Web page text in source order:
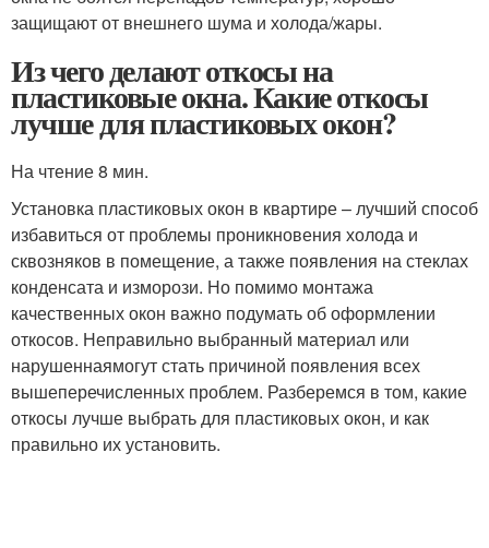
защищают от внешнего шума и холода/жары.
Из чего делают откосы на
пластиковые окна. Какие откосы
лучше для пластиковых окон?
На чтение 8 мин.
Установка пластиковых окон в квартире – лучший способ
избавиться от проблемы проникновения холода и
сквозняков в помещение, а также появления на стеклах
конденсата и изморози. Но помимо монтажа
качественных окон важно подумать об оформлении
откосов. Неправильно выбранный материал или
нарушеннаямогут стать причиной появления всех
вышеперечисленных проблем. Разберемся в том, какие
откосы лучше выбрать для пластиковых окон, и как
правильно их установить.